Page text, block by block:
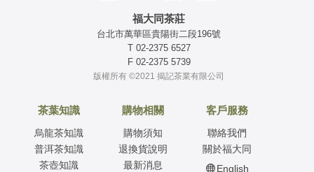
福大同茶莊
台北市萬華區貴陽街二段196號
T 02-2375 6527
F 02-2375 5739
版權所有 ©2021 揭記茶業有限公司
茶葉知識
烏龍茶知識
普洱茶知識
茶壺知識
購物相關
購物須知
退換貨說明
最新消息
客戶服務
聯絡我們
關於福大同
English